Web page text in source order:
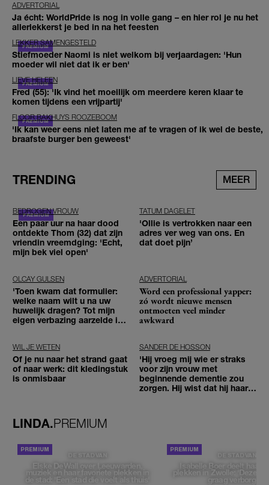
ADVERTORIAL
Ja écht: WorldPride is nog in volle gang – en hier rol je nu het
allerlekkerst je bed in na het feesten
LEKKER SAMENGESTELD
Stiefmoeder Naomi is niet welkom bij verjaardagen: 'Hun
moeder wil niet dat ik er ben'
LIEVE HELEEN
Fred (55): 'Ik vind het moeilijk om meerdere keren klaar te
komen tijdens een vrijpartij'
FLOOR BAKHUYS ROOZEBOOM
'Ik kan weer eens niet laten me af te vragen of ik wel de beste,
braafste burger ben geweest'
TRENDING MEER
BEDROGEN VROUW
Een paar uur na haar dood
ontdekte Thom (32) dat zijn
vriendin vreemdging: 'Echt,
mijn bek viel open'
TATUM DAGELET
'Ollie is vertrokken naar een
adres ver weg van ons. En
dat doet pijn’
OLCAY GULSEN
'Toen kwam dat formulier:
welke naam wilt u na uw
huwelijk dragen? Tot mijn
eigen verbazing aarzelde ik
ADVERTORIAL
Word een professional yapper:
zó wordt nieuwe mensen
ontmoeten veel minder
awkward
WIL JE WETEN
Of je nu naar het strand gaat
of naar werk: dit kledingstuk
is onmisbaar
SANDER DE HOSSON
'Hij vroeg mij wie er straks
voor zijn vrouw met
beginnende dementie zou
zorgen. Hij wist dat hij haar
LINDA.PREMIUM
DE STAD VAN
Elske DeWall over Leeuwarden,
muziek en haar favoriete plekken in
de stad: 'Een stad die voelt als thuis'
DE STAD VAN
Isabelle Boer deelt haar
plekken in Zwolle: 'Deze
graag verborgen'